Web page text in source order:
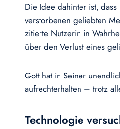
Die Idee dahinter ist,
verstorbenen geliebten
zitierte Nutzerin in
über den Verlust eines
Gott hat in Seiner
aufrechterhalten – trotz
Technologie